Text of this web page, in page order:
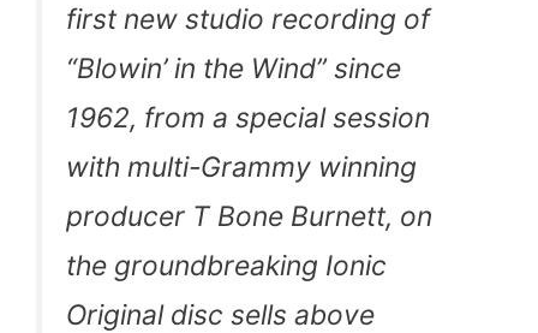
first new studio recording of
“Blowin’ in the Wind” since
1962, from a special session
with multi-Grammy winning
producer T Bone Burnett, on
the groundbreaking Ionic
Original disc sells above